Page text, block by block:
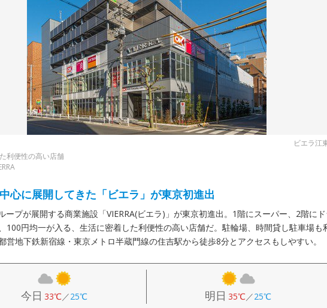
ビエラ江
利便性の高い店舗
心に展開してきた「ビエラ」が東京初進出
ープが展開する商業施設「VIERRA(ビエラ)」が東京初進出。1階にスーパー、2階にド
100円均一が入る、生活に密着した利便性の高い店舗だ。駐輪場、時間貸し駐車場も
営地下鉄新宿線・東京メトロ半蔵門線の住吉駅から徒歩8分とアクセスもしやすい。
今日 33℃／25℃ 明日 35℃／25℃